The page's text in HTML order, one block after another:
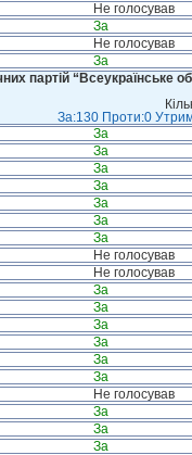
Не голосував
За
Не голосував
За
партій “Всеукраїнське
За:130 Проти:0
За
За
За
За
За
За
За
Не голосував
Не голосував
За
За
За
За
За
За
Не голосував
За
За
За